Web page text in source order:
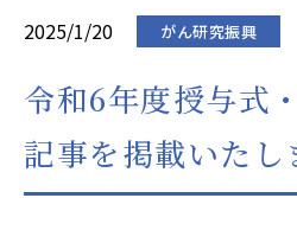
JP
本サイトのご利
2025/1/20 がん研究振興
令和6年度授与式
記事を掲載いたし